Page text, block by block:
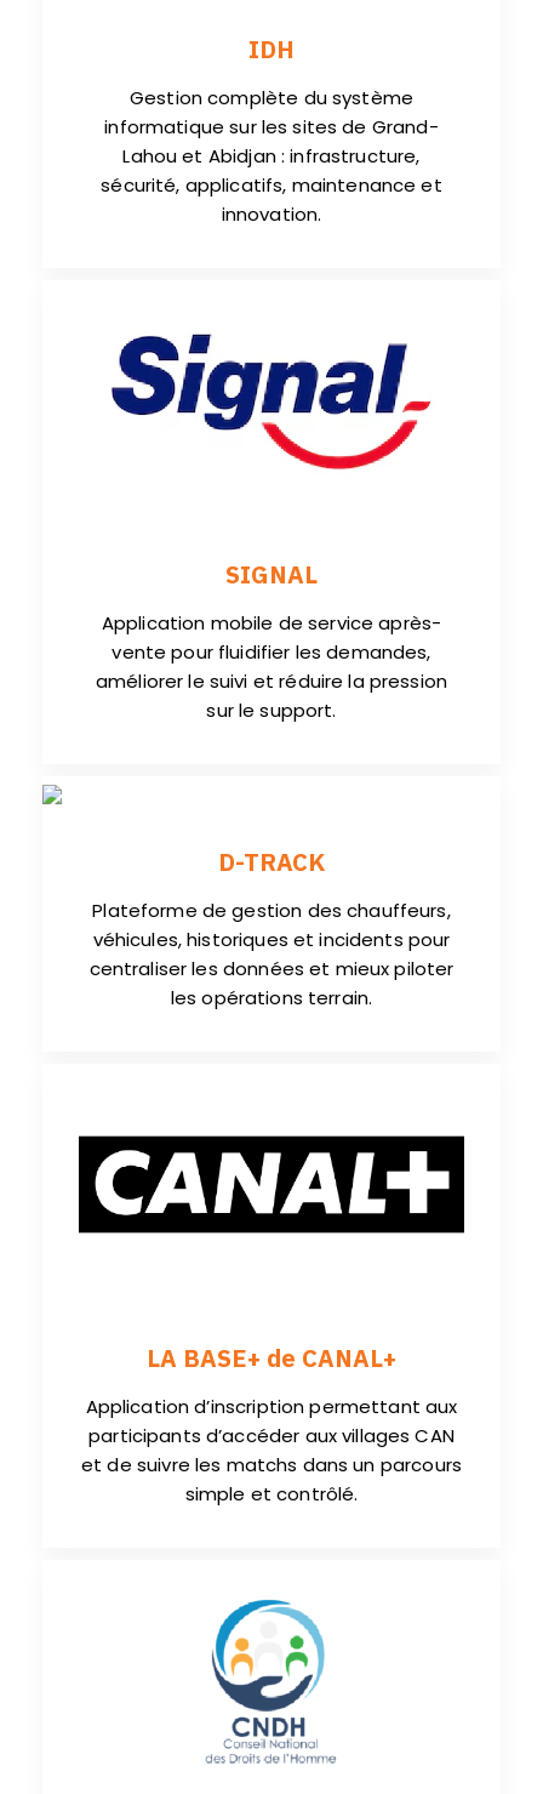
IDH
Gestion complète du système
informatique sur les sites de Grand-
Lahou et Abidjan : infrastructure,
sécurité, applicatifs, maintenance et
innovation.
SIGNAL
Application mobile de service après-
vente pour fluidifier les demandes,
améliorer le suivi et réduire la pression
sur le support.
D-TRACK
Plateforme de gestion des chauffeurs,
véhicules, historiques et incidents pour
centraliser les données et mieux piloter
les opérations terrain.
LA BASE+ de CANAL+
Application d’inscription permettant aux
participants d’accéder aux villages CAN
et de suivre les matchs dans un parcours
simple et contrôlé.